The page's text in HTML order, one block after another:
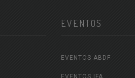
EVENTOS
EVENTOS ABDF
EVENTOS IFA